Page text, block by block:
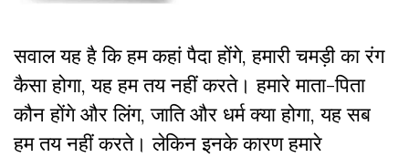
सवाल यह है कि हम कहां पैदा होंगे, हमारी चमड़ी का रंग
कैसा होगा, यह हम तय नहीं करते। हमारे माता-पिता
कौन होंगे और लिंग, जाति और धर्म क्या होगा, यह सब
हम तय नहीं करते। लेकिन इनके कारण हमारे